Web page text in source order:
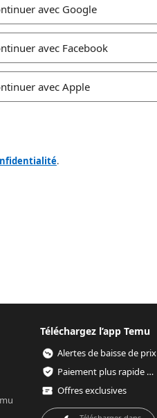
avec Google
avec Facebook
avec Apple
.
Téléchargez l’app Temu
Alertes de baisse de prix
Paiement plus rapide et plus sécurisé
Offres exclusives